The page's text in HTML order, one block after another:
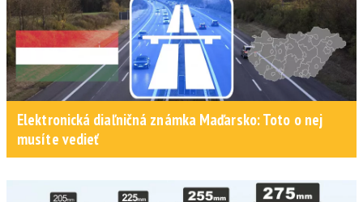
Elektronická diaľničná známka Maďarsko: Toto o nej
musíte vedieť